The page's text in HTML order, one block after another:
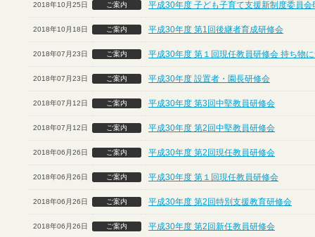
2018年10月25日 ご案内 平成30年度 子ども子育て支援新制度委員会
2018年10月18日 ご案内 平成30年度 第1回後継者育成研修会
2018年07月23日 ご案内 平成30年度 第１回現任教員研修会 持ち物
2018年07月23日 ご案内 平成30年度 設置者・園長研修会
2018年07月12日 ご案内 平成30年度 第3回中堅教員研修会
2018年07月12日 ご案内 平成30年度 第2回中堅教員研修会
2018年06月26日 ご案内 平成30年度 第2回現任教員研修会
2018年06月26日 ご案内 平成30年度 第１回現任教員研修会
2018年06月26日 ご案内 平成30年度 第2回特別支援教育研修会
2018年06月26日 ご案内 平成30年度 第2回新任教員研修会